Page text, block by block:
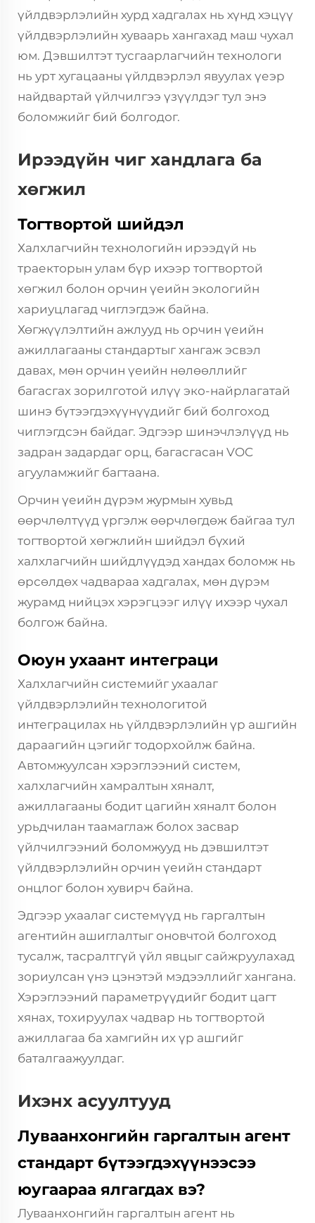
үйлдвэрлэлийн хурд хадгалах нь хүнд хэцүү
үйлдвэрлэлийн хуваарь хангахад маш чухал
юм. Дэвшилтэт тусгаарлагчийн технологи
нь урт хугацааны үйлдвэрлэл явуулах үеэр
найдвартай үйлчилгээ үзүүлдэг тул энэ
боломжийг бий болгодог.
Ирээдүйн чиг хандлага ба
хөгжил
Тогтвортой шийдэл
Халхлагчийн технологийн ирээдүй нь
траекторын улам бүр ихээр тогтвортой
хөгжил болон орчин үеийн экологийн
хариуцлагад чиглэгдэж байна.
Хөгжүүлэлтийн ажлууд нь орчин үеийн
ажиллагааны стандартыг хангаж эсвэл
давах, мөн орчин үеийн нөлөөллийг
багасгах зорилготой илүү эко-найрлагатай
шинэ бүтээгдэхүүнүүдийг бий болгоход
чиглэгдсэн байдаг. Эдгээр шинэчлэлүүд нь
задран задардаг орц, багасгасан VOC
агууламжийг багтаана.
Орчин үеийн дүрэм журмын хувьд
өөрчлөлтүүд үргэлж өөрчлөгдөж байгаа тул
тогтвортой хөгжлийн шийдэл бүхий
халхлагчийн шийдлүүдэд хандах боломж нь
өрсөлдөх чадвараа хадгалах, мөн дүрэм
журамд нийцэх хэрэгцээг илүү ихээр чухал
болгож байна.
Оюун ухаант интеграци
Халхлагчийн системийг ухаалаг
үйлдвэрлэлийн технологитой
интеграцилах нь үйлдвэрлэлийн үр ашгийн
дараагийн цэгийг тодорхойлж байна.
Автомжуулсан хэрэглээний систем,
халхлагчийн хамралтын хяналт,
ажиллагааны бодит цагийн хяналт болон
урьдчилан таамаглаж болох засвар
үйлчилгээний боломжууд нь дэвшилтэт
үйлдвэрлэлийн орчин үеийн стандарт
онцлог болон хувирч байна.
Эдгээр ухаалаг системүүд нь гаргалтын
агентийн ашиглалтыг оновчтой болгоход
тусалж, тасралтгүй үйл явцыг сайжруулахад
зориулсан үнэ цэнэтэй мэдээллийг хангана.
Хэрэглээний параметрүүдийг бодит цагт
хянах, тохируулах чадвар нь тогтвортой
ажиллагаа ба хамгийн их үр ашгийг
баталгаажуулдаг.
Ихэнх асуултууд
Луваанхонгийн гаргалтын агент
стандарт бүтээгдэхүүнээсээ
юугаараа ялгагдах вэ?
Луваанхонгийн гаргалтын агент нь